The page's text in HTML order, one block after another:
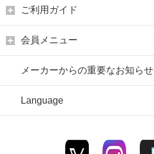
ご利用ガイド
会員メニュー
メーカーからの重要なお知らせ
Language